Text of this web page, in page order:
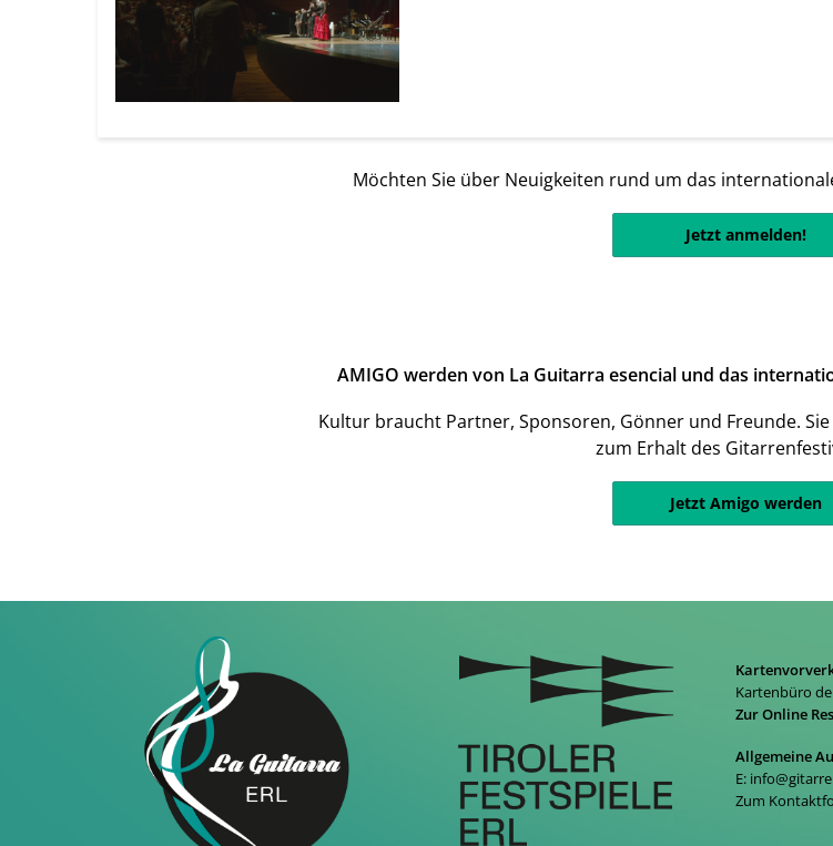
Möchten Sie über Neuigkeiten rund um das
Jetzt anmelden!
AMIGO werden von La Guitarra esencial und das
Kultur braucht Partner, Sponsoren, Gönner und Freunde.
zum Erhalt des
Jetzt Amigo werden
Kartenbüro
Zur Online
Allgemeine
E:
Zum